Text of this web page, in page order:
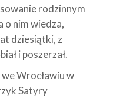
rodzinnym
o nim wiedza,
dziesiątki, z
i poszerzał.
Wrocławiu w
Satyry